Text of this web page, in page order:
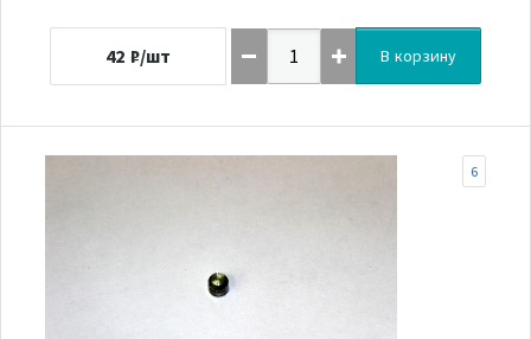
42 ₽/шт В корзину
6